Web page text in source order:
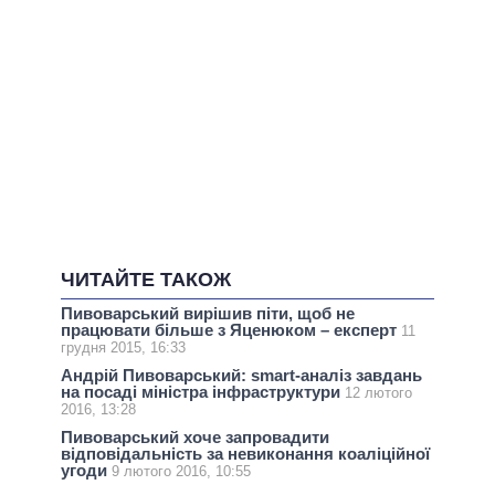
ЧИТАЙТЕ ТАКОЖ
Пивоварський вирішив піти, щоб не
працювати більше з Яценюком – експерт 11
грудня 2015, 16:33
Андрій Пивоварський: smart-аналіз завдань
на посаді міністра інфраструктури 12 лютого
2016, 13:28
Пивоварський хоче запровадити
відповідальність за невиконання коаліційної
угоди 9 лютого 2016, 10:55